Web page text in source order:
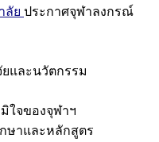
ลัย ประกาศจุฬาลงกรณ์
ยและนวัตกรรม
ใจของจุฬาฯ
ษาและหลักสูตร